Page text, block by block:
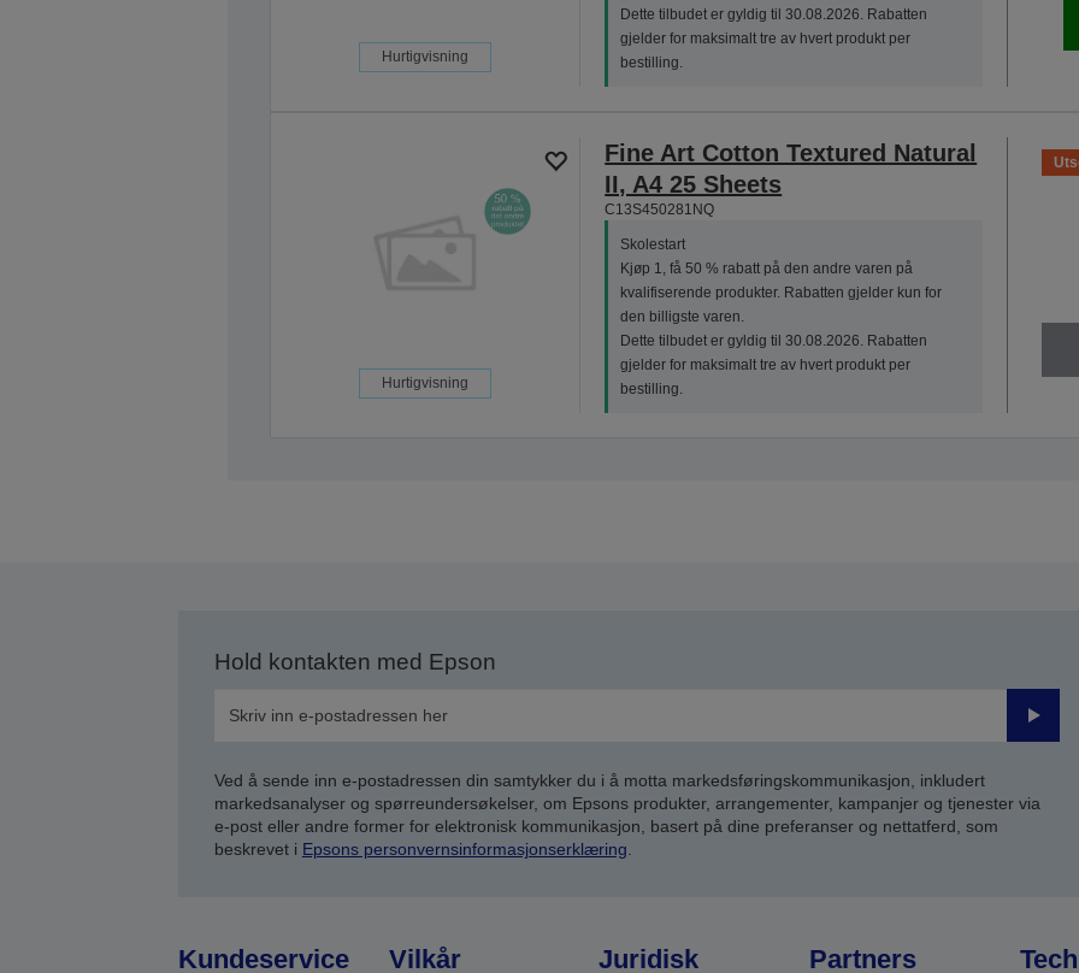
Hurtigvisning
Dette tilbudet er gyldig til 30.08.2026. Rabatten
gjelder for maksimalt tre av hvert produkt per
bestilling.
Hurtigvisning
Fine Art Cotton Textured Natural
II, A4 25 Sheets
C13S450281NQ
Skolestart
Kjøp 1, få 50 % rabatt på den andre varen på
kvalifiserende produkter. Rabatten gjelder kun for
den billigste varen.
Dette tilbudet er gyldig til 30.08.2026. Rabatten
gjelder for maksimalt tre av hvert produkt per
bestilling.
Hold kontakten med Epson
Send
Ved å sende inn e-postadressen din samtykker du i å motta markedsføringskommunikasjon, inkludert
markedsanalyser og spørreundersøkelser, om Epsons produkter, arrangementer, kampanjer og tjenester via
e-post eller andre former for elektronisk kommunikasjon, basert på dine preferanser og nettatferd, som
beskrevet i Epsons personvernsinformasjonserklæring
Kundeservice Vilkår Juridisk Partners